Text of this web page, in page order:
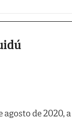
de 2020, a